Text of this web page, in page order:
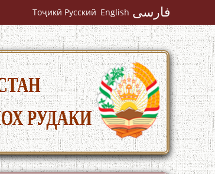
Тоҷикӣ Русский English فارسی
Кадамчо Худои Шарифзода